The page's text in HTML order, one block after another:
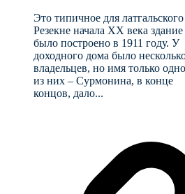
Это типичное для латгальского
Резекне начала XX века здание
было построено в 1911 году. У
доходного дома было
владельцев, но имя только
из них – Сурмонина, в конце
концов, дало...